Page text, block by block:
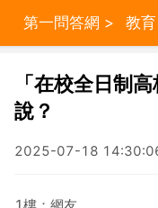
第一問答網 > 教育
「在校全日制
說？
2025-07-18